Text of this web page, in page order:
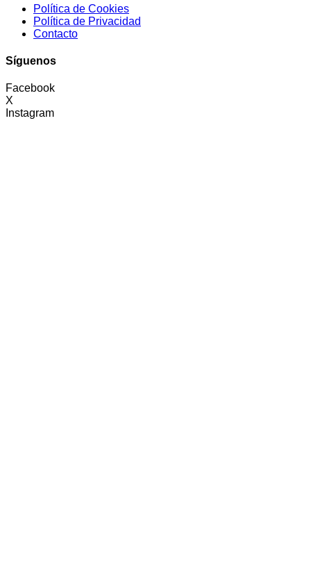
Política de Cookies
Política de Privacidad
Contacto
Síguenos
Facebook
X
Instagram